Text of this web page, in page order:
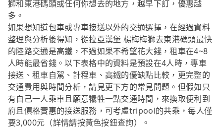
獅和東港碼頭或任何你想去的地方，越早下訂，優惠越
多。
如果想知道包車或專車接送以外的交通選擇，在經過資料
整理與分析後得知，從拉亞漢堡 楊梅梅獅去東港碼頭最快
的陸路交通是高鐵，不過如果不希望花大錢，租車在4~8
人時能最省錢。以下表格中的資料是預設在4人時，專車
接送、租車自駕、計程車、高鐵的優缺點比較，更完整的
交通費用與時間分析，請見更下方的常見問題。但假如只
有自己一人乘車且願意犧牲一點交通時間，來換取便利到
府且價格實惠的接送服務，可考慮tripool的共乘，每人僅
要3,000元（詳情請按黃色按鈕查詢）。